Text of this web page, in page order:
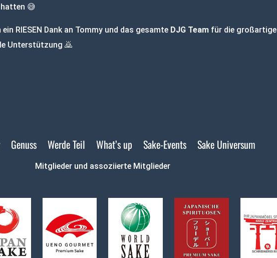
😅
RIESEN Dank an Tommy und das gesamte DJG Team für die großartige
Unterstützung 🙇
Genuss Werde Teil What’s up Sake-Events Sake Universum
Mitglieder und assoziierte Mitglieder